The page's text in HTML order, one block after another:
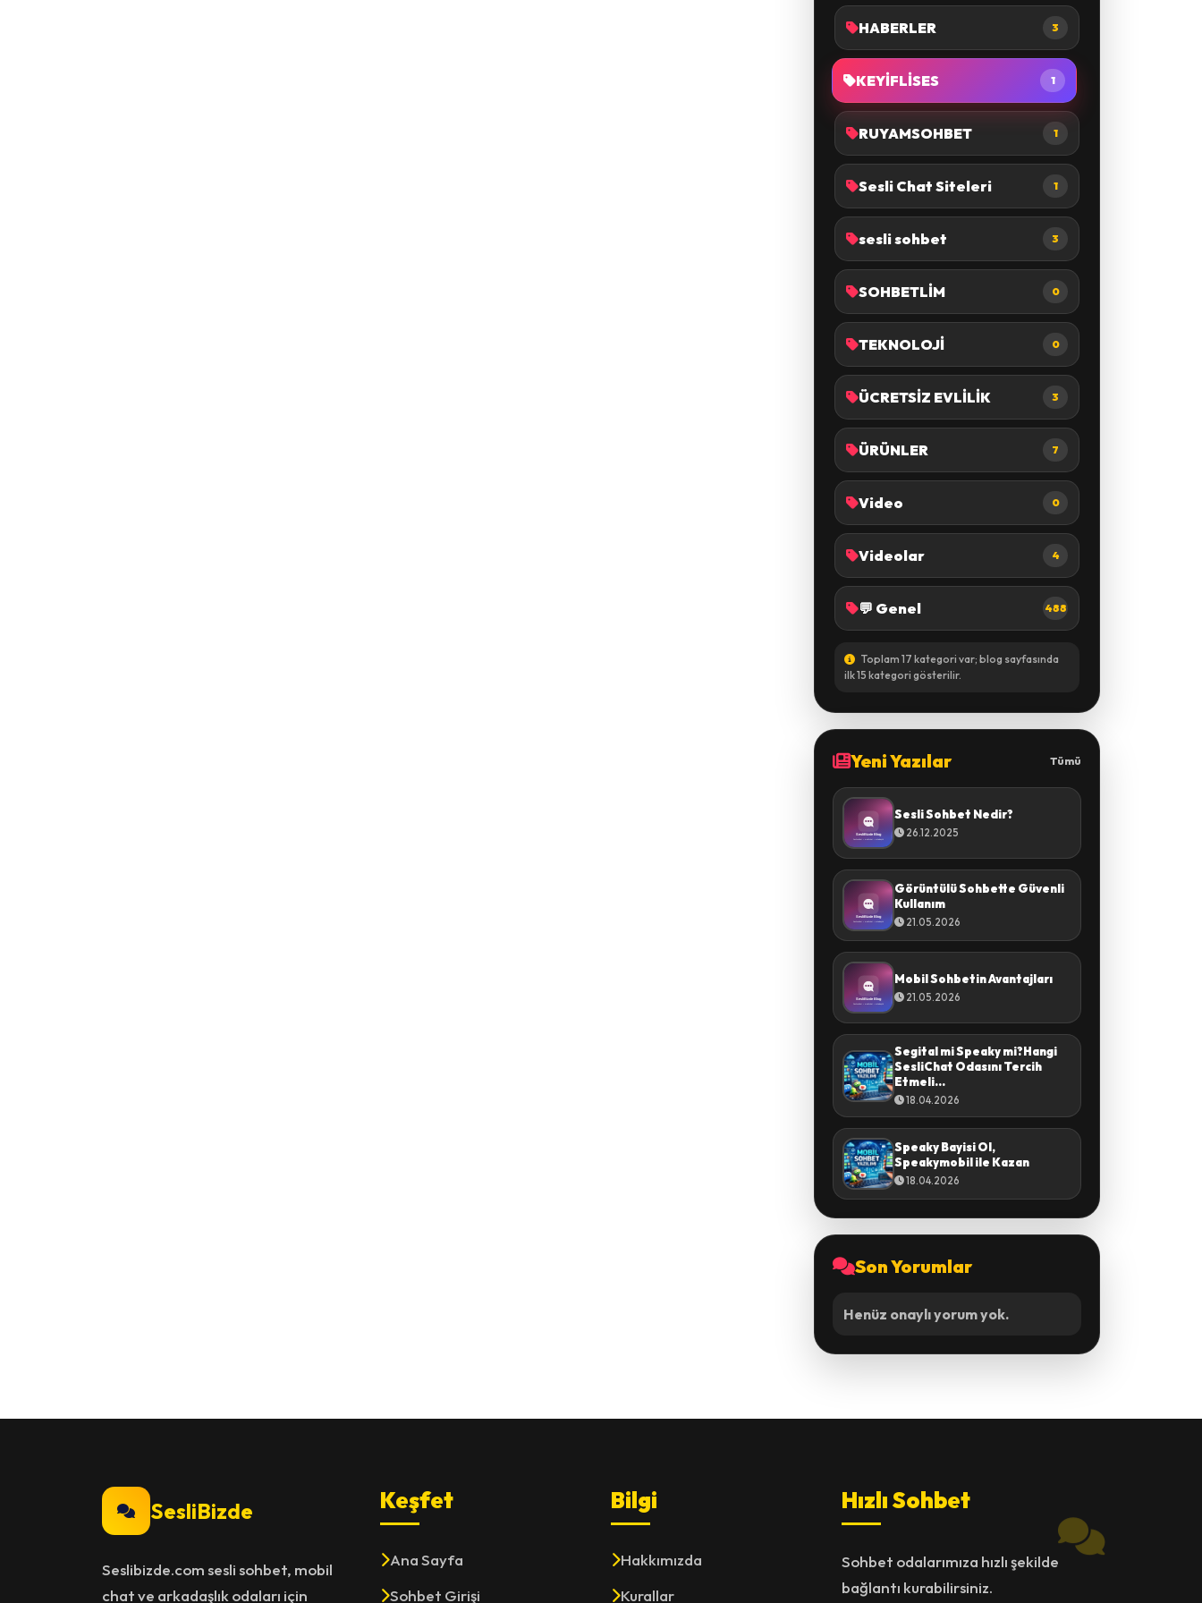
HABERLER 3
KEYİFLİSES 1
RUYAMSOHBET 1
Sesli Chat Siteleri 1
sesli sohbet 3
SOHBETLİM 0
TEKNOLOJİ 0
ÜCRETSİZ EVLİLİK 3
ÜRÜNLER 7
Video 0
Videolar 4
💬 Genel 488
Toplam 17 kategori var; blog sayfasında
ilk 15 kategori gösterilir.
Yeni Yazılar Tümü
Sesli Sohbet Nedir?
26.12.2025
Görüntülü Sohbette Güvenli
Kullanım
21.05.2026
Mobil Sohbetin Avantajları
21.05.2026
Segital mi Speaky mi?Hangi
SesliChat Odasını Tercih
Etmeli...
18.04.2026
Speaky Bayisi Ol,
Speakymobil ile Kazan
18.04.2026
Son Yorumlar
Henüz onaylı yorum yok.
SesliBizde
Seslibizde.com sesli sohbet, mobil
chat ve arkadaşlık odaları için
Keşfet
Ana Sayfa
Sohbet Girişi
Bilgi
Hakkımızda
Kurallar
Hızlı Sohbet
Sohbet odalarımıza hızlı şekilde
bağlantı kurabilirsiniz.